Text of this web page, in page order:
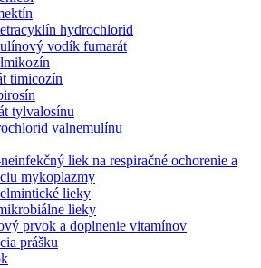
hydrochlorid
vodík fumarát
timicozín
tylvalosínu
valnemulínu
liek na respiračné ochorenie a
mykoplazmy
lieky
lieky
prvok a doplnenie vitamínov
prášku